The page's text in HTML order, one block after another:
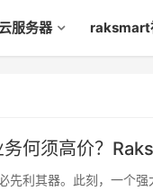
服务器 raksmart
何须高价？
先利其器。此刻，一个